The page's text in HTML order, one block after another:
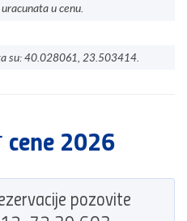
u cenu.
su: 40.028061, 23.503414.
cene 2026
pozovite